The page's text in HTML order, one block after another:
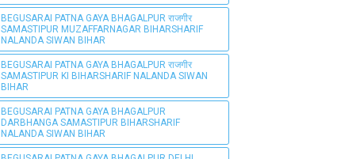
BEGUSARAI PATNA GAYA BHAGALPUR राजगीर
SAMASTIPUR MUZAFFARNAGAR BIHARSHARIF
NALANDA SIWAN BIHAR
BEGUSARAI PATNA GAYA BHAGALPUR राजगीर
SAMASTIPUR KI BIHARSHARIF NALANDA SIWAN
BIHAR
BEGUSARAI PATNA GAYA BHAGALPUR
DARBHANGA SAMASTIPUR BIHARSHARIF
NALANDA SIWAN BIHAR